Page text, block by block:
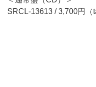
SRCL-13613 / 3,700円（